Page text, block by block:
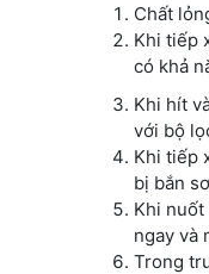
Chất
Khi tiếp
có khả
Khi hít
với bộ
Khi tiếp
bị bắn
Khi nuốt
ngay và
Trong